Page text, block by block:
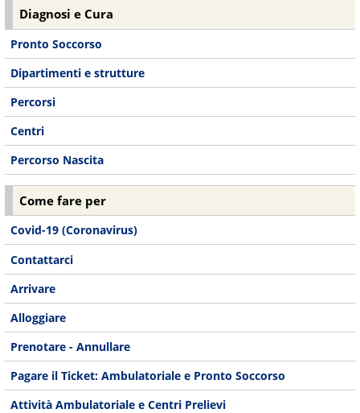
Diagnosi e Cura
Pronto Soccorso
Dipartimenti e strutture
Percorsi
Centri
Percorso Nascita
Come fare per
Covid-19 (Coronavirus)
Contattarci
Arrivare
Alloggiare
Prenotare - Annullare
Pagare il Ticket: Ambulatoriale e Pronto Soccorso
Attività Ambulatoriale e Centri Prelievi